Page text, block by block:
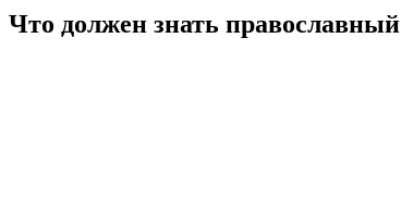
Что должен знать православный